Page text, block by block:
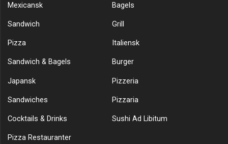
Mexicansk Bagels
Sandwich Grill
Pizza Italiensk
Sandwich & Bagels Burger
Japansk Pizzeria
Sandwiches Pizzaria
Cocktails & Drinks Sushi Ad Libitum
Pizza Restauranter